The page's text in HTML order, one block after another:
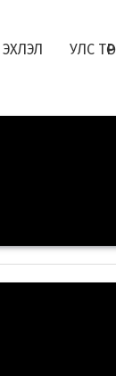
ЭХЛЭЛ УЛС ТӨР